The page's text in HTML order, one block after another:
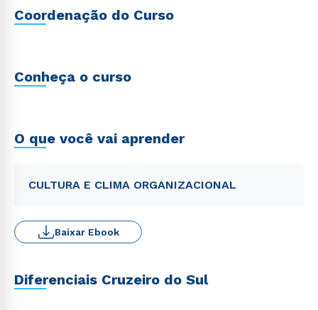
Coordenação do Curso
Conheça o curso
O que você vai aprender
CULTURA E CLIMA ORGANIZACIONAL
Baixar Ebook
Diferenciais Cruzeiro do Sul